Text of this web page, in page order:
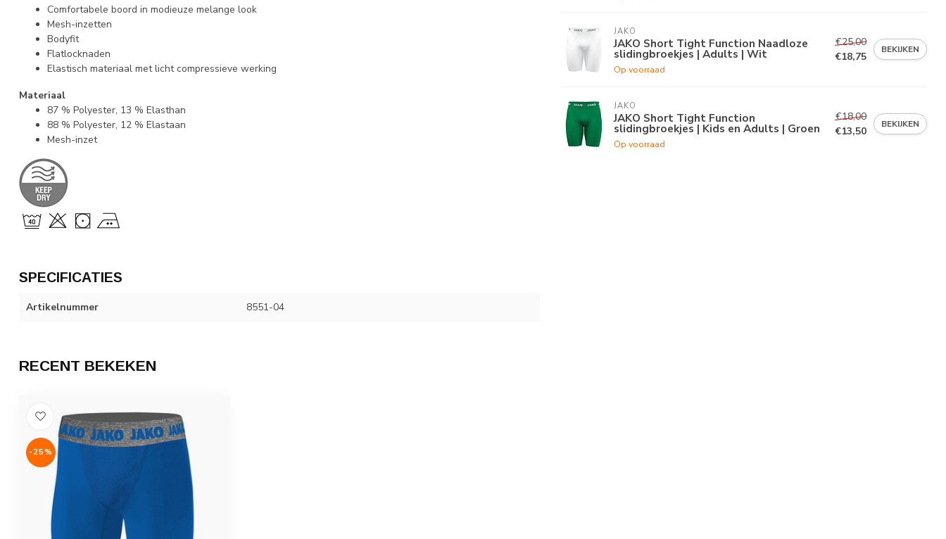
Comfortabele boord in modieuze melange look
Mesh-inzetten
Bodyfit
Flatlocknaden
Elastisch materiaal met licht compressieve werking
Materiaal
87 % Polyester, 13 % Elasthan
88 % Polyester, 12 % Elastaan
Mesh-inzet
SPECIFICATIES
Artikelnummer 8551-04
JAKO
JAKO Short Tight Function Naadloze
slidingbroekjes | Adults | Wit
Op voorraad
€25,00
€18,75
BEKIJKEN
JAKO
JAKO Short Tight Function
slidingbroekjes | Kids en Adults | Groen
Op voorraad
€18,00
€13,50
BEKIJKEN
RECENT BEKEKEN
-25%